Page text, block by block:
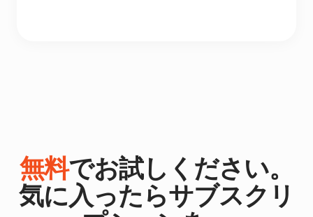
無料でお試しください。
気に入ったらサブスクリ